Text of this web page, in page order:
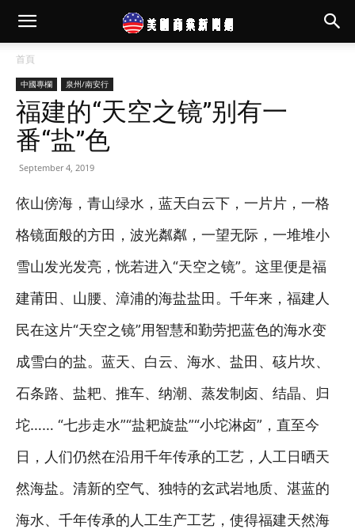
首頁
中國專欄 泉州/南安行
福建的“天空之镜”别有一
番“盐”色
September 4, 2019
依山傍海，青山绿水，蓝天白云下，一片片，一格
格镜面般的方田，波光粼粼，一望无际，一堆堆小
雪山发光发亮，恍若进入“天空之镜”。这里便是福
建莆田、山腰、漳浦的海盐盐田。千年来，福建人
民在这片“天空之镜”用智慧和勤劳把蓝色的海水变
成雪白的盐。蓝天、白云、海水、盐田、硋片坎、
石条路、盐耙、推车、纳潮、蒸发制卤、结晶、归
坨…… “七步走水”“盐耙旋盐”“小坨淋卤”，直至今
日，人们仍然在沿用千年传承的工艺，人工日晒天
然海盐。清新的空气、独特的玄武岩地质、湛蓝的
海水、千年传承的人工生产工艺，使得福建天然海